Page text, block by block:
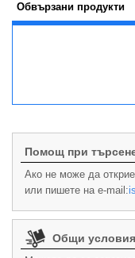
Обвързани продукти
Помощ при
Ако не може да
или пишете на e-mail:
Общи условия